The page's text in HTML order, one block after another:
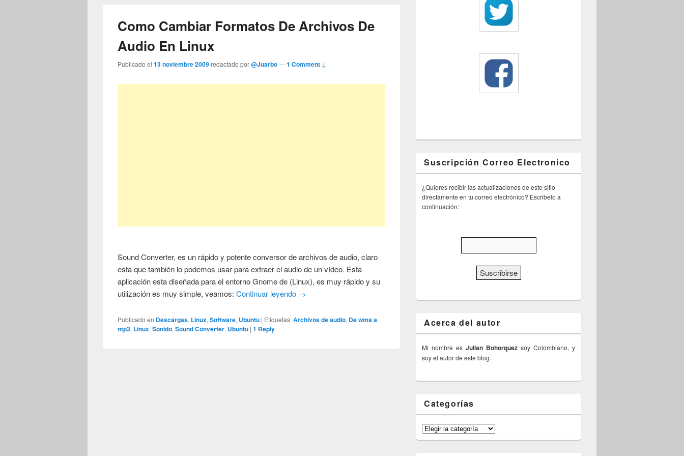
Como Cambiar Formatos De Archivos De
Audio En Linux
Publicado el13 noviembre 2009redactado por@Juarbo—1 Comment ↓
Sound Converter, es un rápido y potente conversor de archivos de audio, claro
esta que también lo podemos usar para extraer el audio de un vídeo. Esta
aplicación esta diseñada para el entorno Gnome de (Linux), es muy rápido y su
utilización es muy simple, veamos:Continuar leyendo →
Publicado en Descargas, Linux,Software, Ubuntu | Etiquetas:Archivos de audio, De wma a
mp3, Linux,Sonido,Sound Converter, Ubuntu |1 Reply
Suscripción Correo Electronico
¿Quieres recibir las actualizaciones de este sitio
directamente en tu correo electrónico? Escribelo a
continuación:
Acerca del autor
Mi nombre es Julian Bohorquez soy Colombiano, y
soy el autor de este blog.
Categorías
Categorías